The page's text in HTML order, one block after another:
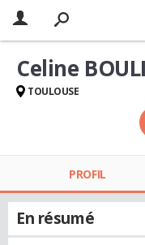
Celine
TOULOUSE
PROFIL
En résumé